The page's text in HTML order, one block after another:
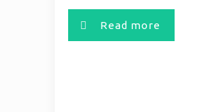
Read more